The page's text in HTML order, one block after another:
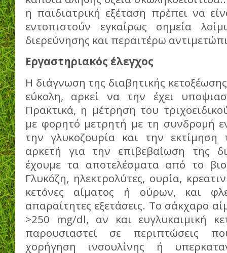
η παιδιατρική εξέταση πρέπει να
εντοπιστούν εγκαίρως σημεία
διερεύνησης και περαιτέρω
Εργαστηριακός έλεγχος
Η διάγνωση της διαβητικής
εύκολη, αρκεί να την έχει
Πρακτικά, η μέτρηση του
με φορητό μετρητή με τη συνδρομή
την γλυκοζουρία και την εκτίμηση
αρκετή για την επιβεβαίωση της
έχουμε τα αποτελέσματα από το
Γλυκόζη, ηλεκτρολύτες, ουρία,
κετόνες αίματος ή ούρων, και
απαραίτητες εξετάσεις. Το σάκχαρο
>250 mg/dl, αν και ευγλυκαιμική
παρουσιαστεί σε περιπτώσεις
χορήγηση ινσουλίνης ή